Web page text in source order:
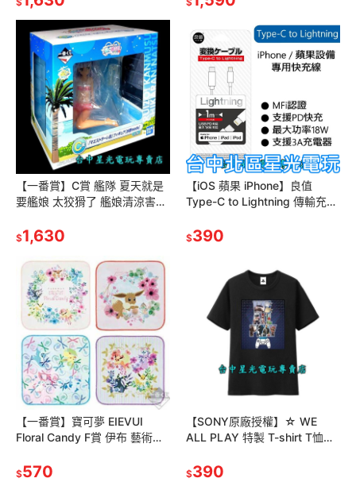
【一番賞】C賞 艦隊 夏天就是
要艦娘 太狡猾了 艦娘清涼害羞
模型【台中星光電玩】
$1,630
【iOS 蘋果 iPhone】良值
Type-C to Lightning 傳輸充電
$390
【一番賞】寶可夢 EIEVUI
Floral Candy F賞 伊布 藝術手
中星光電玩
$570
【SONY原廠授權】☆ WE
ALL PLAY 特製 T-shirt T恤
$390